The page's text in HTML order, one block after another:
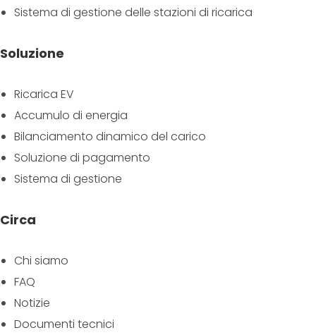
Sistema di gestione delle stazioni di ricarica
Soluzione
Ricarica EV
Accumulo di energia
Bilanciamento dinamico del carico
Soluzione di pagamento
Sistema di gestione
Circa
Chi siamo
FAQ
Notizie
Documenti tecnici